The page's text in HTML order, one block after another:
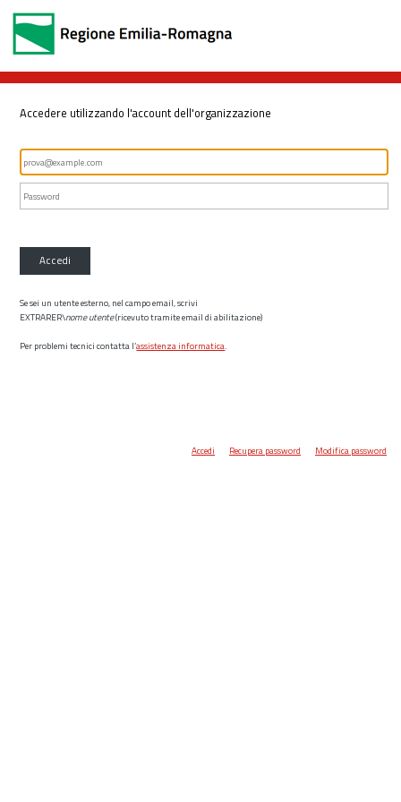
Accedere utilizzando l'account dell'organizzazione
Accedi
Se sei un utente esterno, nel campo email, scrivi
EXTRARER\nome utente(ricevuto tramite email di abilitazione)
Per problemi tecnici contatta l’assistenza informatica.
Accedi Recupera password Modifica password